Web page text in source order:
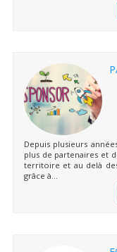
Depuis plusieurs
plus de partenaires et
territoire et au delà
grâce à...